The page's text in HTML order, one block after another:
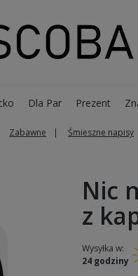
Dla Par Prezent
Zabawne Śmieszne napisy
Nic
z
Wysyłka w:
24 godziny